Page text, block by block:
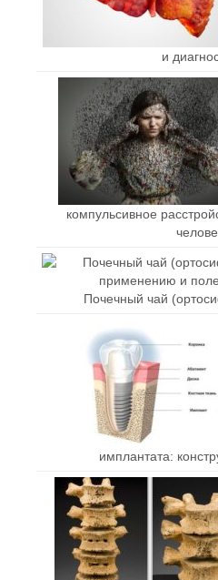
и
компульсивное
Почечный чай
имплантата: